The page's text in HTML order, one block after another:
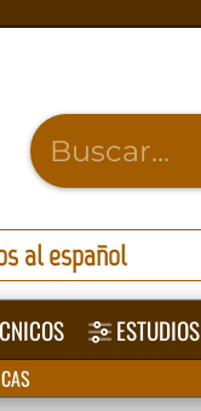
al español
ESTUDIOS